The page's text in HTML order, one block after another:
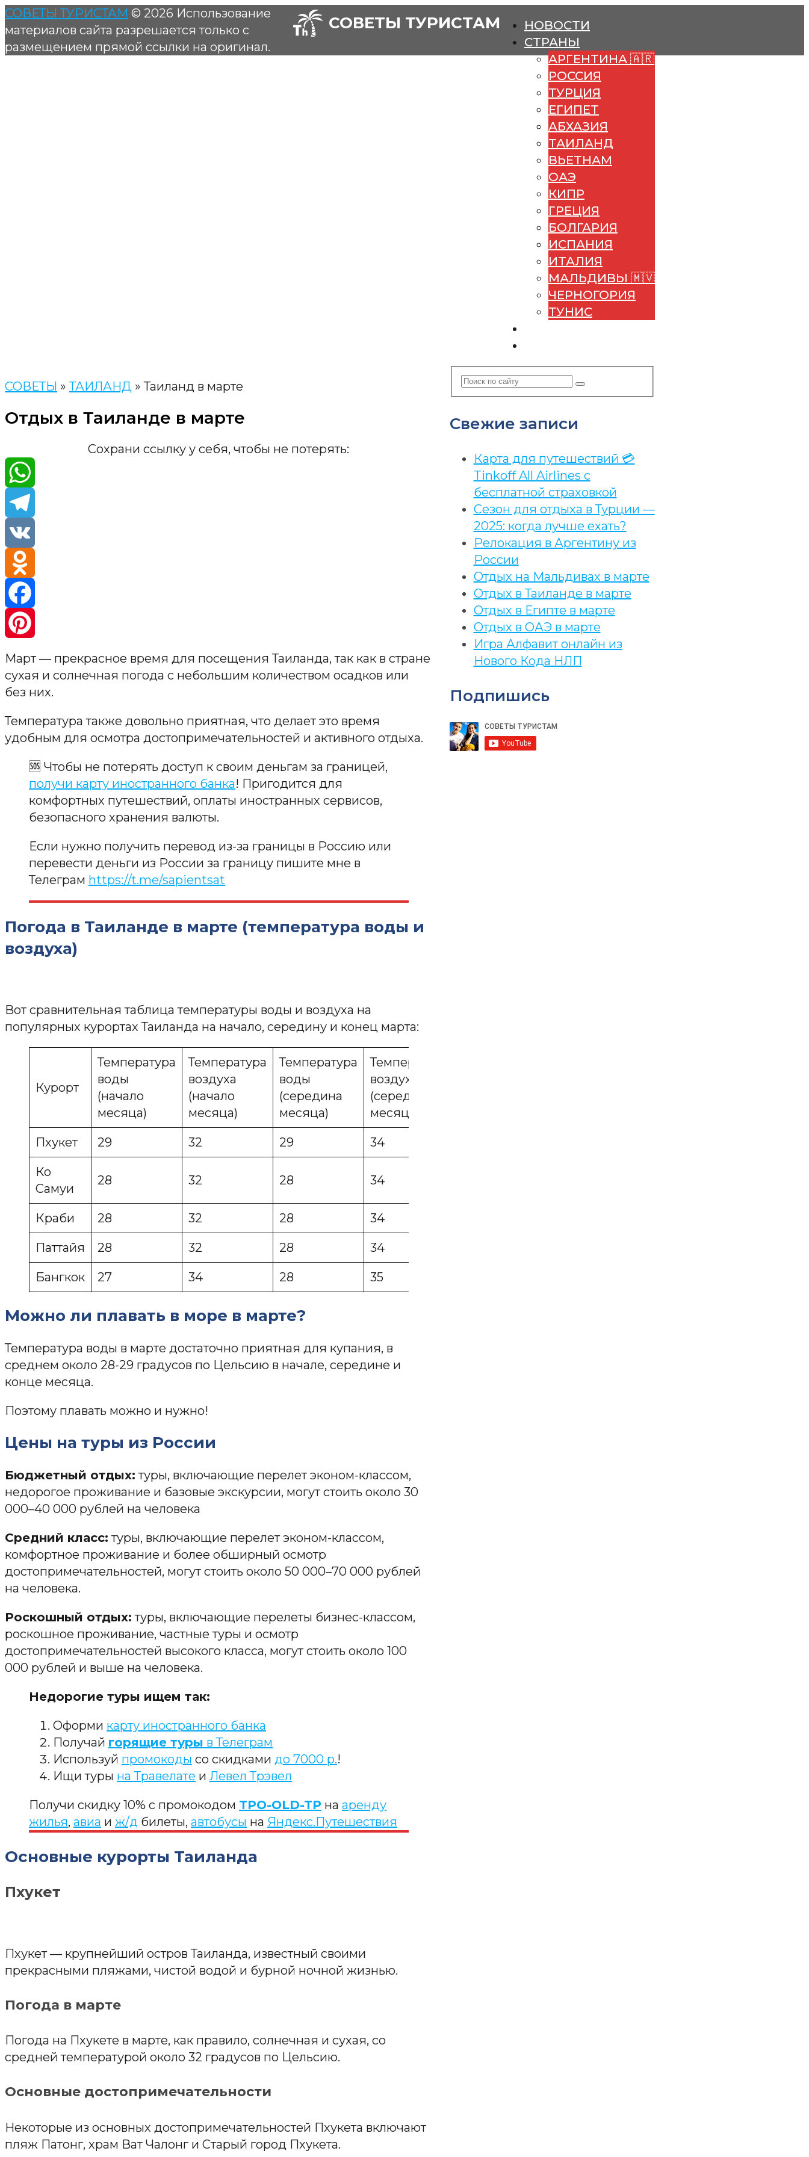
НОВОСТИ
СТРАНЫ
АРГЕНТИНА 🇦🇷
РОССИЯ
ТУРЦИЯ
ЕГИПЕТ
АБХАЗИЯ
ТАИЛАНД
ВЬЕТНАМ
ОАЭ
КИПР
ГРЕЦИЯ
БОЛГАРИЯ
ИСПАНИЯ
ИТАЛИЯ
МАЛЬДИВЫ 🇲🇻
ЧЕРНОГОРИЯ
ТУНИС
СОВЕТЫ ТУРИСТАМ
СОВЕТЫ »ТАИЛАНД »Таиланд в марте
Отдых в Таиланде в марте
Сохрани ссылку у себя, чтобы не потерять:
Pinterest
Март — прекрасное время для посещения Таиланда, так как в стране
сухая и солнечная погода с небольшим количеством осадков или
без них.
Температура также довольно приятная, что делает это время
удобным для осмотра достопримечательностей и активного отдыха.
🆘 Чтобы не потерять доступ к своим деньгам за границей,
получи карту иностранного банка! Пригодится для
комфортных путешествий, оплаты иностранных сервисов,
безопасного хранения валюты.
Если нужно получить перевод из-за границы в Россию или
перевести деньги из России за границу пишите мне в
Телеграм https://t.me/sapientsat
Погода в Таиланде в марте (температура воды и
воздуха)
Вот сравнительная таблица температуры воды и воздуха на
популярных курортах Таиланда на начало, середину и конец марта:
Курорт
Температура
воды
(начало
месяца)
Температура
воздуха
(начало
месяца)
Температура
воды
(середина
месяца)
Температура
воздуха
(середина
месяца)
Пхукет 29 32 29 34
Ко
Самуи
28 32 28 34
Краби 28 32 28 34
Паттайя 28 32 28 34
Бангкок 27 34 28 35
Можно ли плавать в море в марте?
Температура воды в марте достаточно приятная для купания, в
среднем около 28-29 градусов по Цельсию в начале, середине и
конце месяца.
Поэтому плавать можно и нужно!
Цены на туры из России
Бюджетный отдых: туры, включающие перелет эконом-классом,
недорогое проживание и базовые экскурсии, могут стоить около 30
000–40 000 рублей на человека
Средний класс: туры, включающие перелет эконом-классом,
комфортное проживание и более обширный осмотр
достопримечательностей, могут стоить около 50 000–70 000 рублей
на человека.
Роскошный отдых: туры, включающие перелеты бизнес-классом,
роскошное проживание, частные туры и осмотр
достопримечательностей высокого класса, могут стоить около 100
000 рублей и выше на человека.
Недорогие туры ищем так:
Оформи карту иностранного банка
Получай горящие туры в Телеграм
Используй промокоды со скидками до 7000 р.!
Ищи туры на Травелате и Левел Трэвел
Получи скидку 10% с промокодом TPO-OLD-TP на аренду
жилья, авиа и ж/д билеты, автобусы на Яндекс.Путешествия
Основные курорты Таиланда
Пхукет
Пхукет — крупнейший остров Таиланда, известный своими
прекрасными пляжами, чистой водой и бурной ночной жизнью.
Погода в марте
Погода на Пхукете в марте, как правило, солнечная и сухая, со
средней температурой около 32 градусов по Цельсию.
Основные достопримечательности
Некоторые из основных достопримечательностей Пхукета включают
пляж Патонг, храм Ват Чалонг и Старый город Пхукета.
Свежие записи
Карта для путешествий 💳
Tinkoff All Airlines с
бесплатной страховкой
Сезон для отдыха в Турции —
2025: когда лучше ехать?
Релокация в Аргентину из
России
Отдых на Мальдивах в марте
Отдых в Таиланде в марте
Отдых в Египте в марте
Отдых в ОАЭ в марте
Игра Алфавит онлайн из
Нового Кода НЛП
Подпишись
СОВЕТЫ ТУРИСТАМ © 2026 Использование
материалов сайта разрешается только с
размещением прямой ссылки на оригинал.